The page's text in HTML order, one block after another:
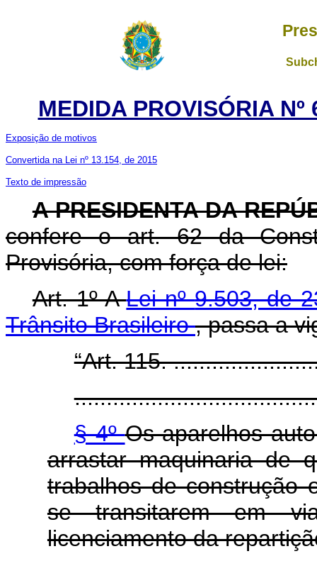
MEDIDA PROVISÓRIA
Exposição de motivos
Convertida na Lei nº 13.154, de 2015
Texto de impressão
A PRESIDENTA DA
confere o art. 62 da
Provisória, com força de lei:
Art. 1º ALei nº9.503, de
Trânsito Brasileiro, passa a
“Art. 115.
§ 4ºOs aparelhos
arrastar maquinaria de
trabalhos de construção
se transitarem em
licenciamento da